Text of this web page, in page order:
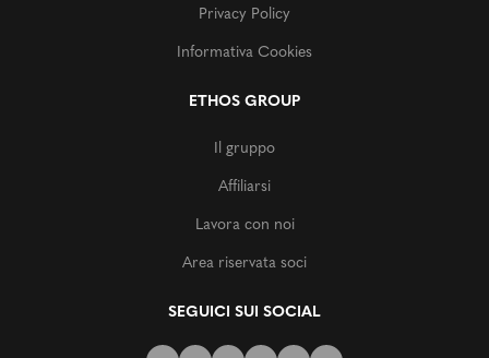
Privacy Policy
Informativa Cookies
ETHOS GROUP
Il gruppo
Affiliarsi
Lavora con noi
Area riservata soci
SEGUICI SUI SOCIAL